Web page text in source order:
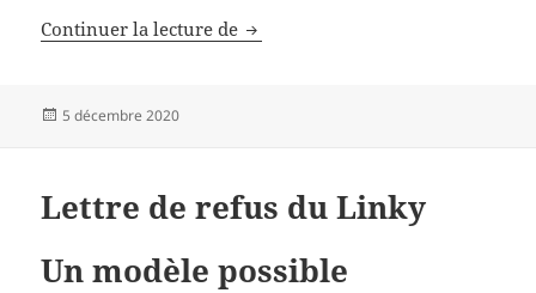
Continuer la lecture de Stéphane Lhomme attaqué en
Publié
5 décembre 2020
Lettre de refus du Linky
Un modèle possible